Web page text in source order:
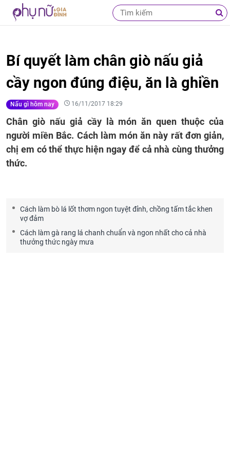
Bí quyết làm chân giò nấu giả
cầy ngon đúng điệu, ăn là ghiền
Nấu gì hôm nay 16/11/2017 18:29
Chân giò nấu giả cầy là món ăn quen thuộc của
người miền Bắc. Cách làm món ăn này rất đơn giản,
chị em có thể thực hiện ngay để cả nhà cùng thưởng
thức.
Cách làm bò lá lốt thơm ngon tuyệt đỉnh, chồng tấm tắc khen
vợ đảm
Cách làm gà rang lá chanh chuẩn và ngon nhất cho cả nhà
thưởng thức ngày mưa